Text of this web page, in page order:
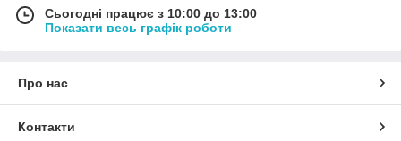
Сьогодні працює з 10:00 до 13:00
Показати весь графік роботи
Про нас
Контакти